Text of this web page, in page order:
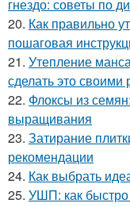
гнездо: советы по
20. Как правильно
пошаговая
21. Утепление
сделать это своими
22. Флоксы из
выращивания
23. Затирание
рекомендации
24. Как выбрать
25. УШП: как быстро